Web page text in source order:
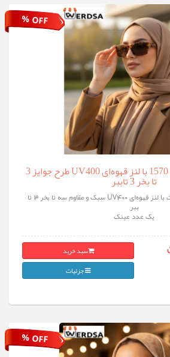
% OFF
عینک آفتابی اسپرت 1570 با لنز قهوه‌ای UV400 طرح جوایز 3
تا بخر 3 تاببر
عینک آفتابی پلنگی اسپرت با لنز قهوه‌ای UV400 سبک و مقاوم سه تا بخر 3 تا
ببر
یک عدد عینک
سبد خرید
جزئیات
% OFF